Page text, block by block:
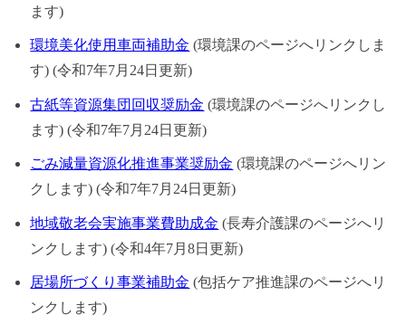
ます)
環境美化使用車両補助金 (環境課のページへリンクしま
す) (令和7年7月24日更新)
古紙等資源集団回収奨励金 (環境課のページへリンクし
ます) (令和7年7月24日更新)
ごみ減量資源化推進事業奨励金 (環境課のページへリン
クします) (令和7年7月24日更新)
地域敬老会実施事業費助成金 (長寿介護課のページへリ
ンクします) (令和4年7月8日更新)
居場所づくり事業補助金 (包括ケア推進課のページへリ
ンクします)